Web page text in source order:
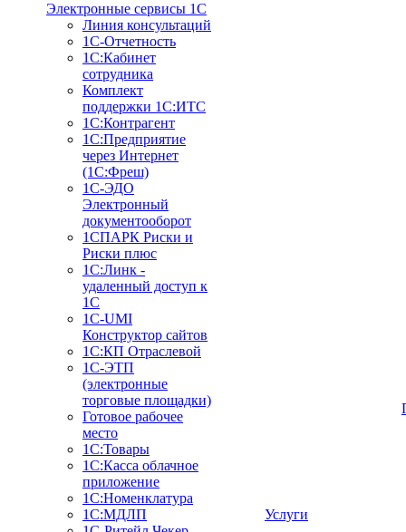
Электронные сервисы 1С
Линия консультаций
1С-Отчетность
1С:Кабинет
сотрудника
Комплект
поддержки 1С:ИТС
1С:Контрагент
1С:Предприятие
через Интернет
(1С:Фреш)
1С-ЭДО
Электронный
документооборот
1СПАРК Риски и
Риски плюс
1С:Линк -
удаленный доступ к
1С
1С-UMI
Конструктор сайтов
1С:КП Отраслевой
1С-ЭТП
(электронные
торговые площадки)
Готовое рабочее
место
1С:Товары
1С:Касса облачное
приложение
1С:Номенклатура
1С:МДЛП
Услуги